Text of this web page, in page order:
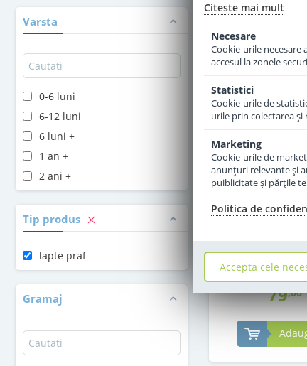
Varsta
0-6 luni
6-12 luni
6 luni +
1 an +
2 ani +
Tip produs
lapte praf
Gramaj
capra Topfer 2
400 g
79,00
Citeste mai mult
Necesare
Cookie-urile necesare
accesul la zonele
Statistici
Cookie-urile de
urile prin colectarea
Marketing
Cookie-urile de
anunţuri relevante şi
puiblicitate şi părţile
Politica de
Accepta cele